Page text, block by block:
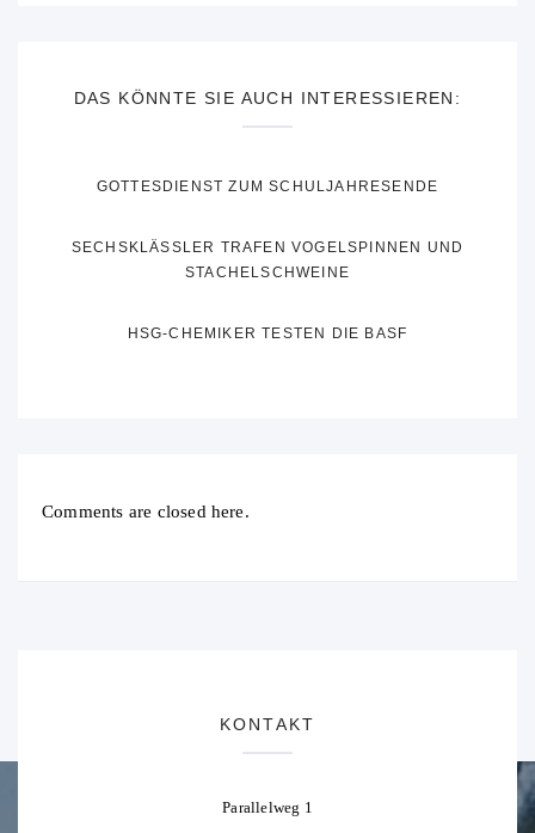
DAS KÖNNTE SIE AUCH INTERESSIEREN:
GOTTESDIENST ZUM SCHULJAHRESENDE
SECHSKLÄSSLER TRAFEN VOGELSPINNEN UND
STACHELSCHWEINE
HSG-CHEMIKER TESTEN DIE BASF
Comments are closed here.
KONTAKT
Parallelweg 1